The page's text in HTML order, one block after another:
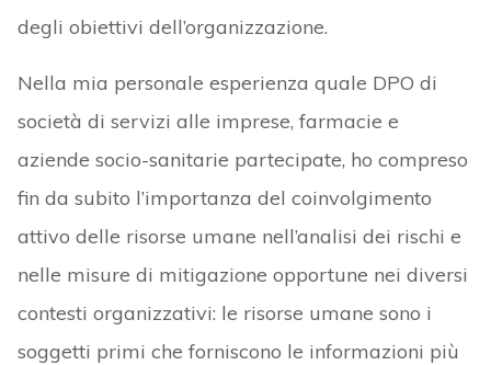
degli obiettivi dell’organizzazione.
Nella mia personale esperienza quale DPO di
società di servizi alle imprese, farmacie e
aziende socio-sanitarie partecipate, ho compreso
fin da subito l’importanza del coinvolgimento
attivo delle risorse umane nell’analisi dei rischi e
nelle misure di mitigazione opportune nei diversi
contesti organizzativi: le risorse umane sono i
soggetti primi che forniscono le informazioni più